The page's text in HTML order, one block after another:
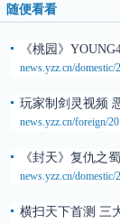
随便看看
《桃园》
news.yzz.cn/
玩家制剑灵视频
news.yzz.cn/foreign/
《封天》复仇之
news.yzz.cn/
横扫天下首测 三